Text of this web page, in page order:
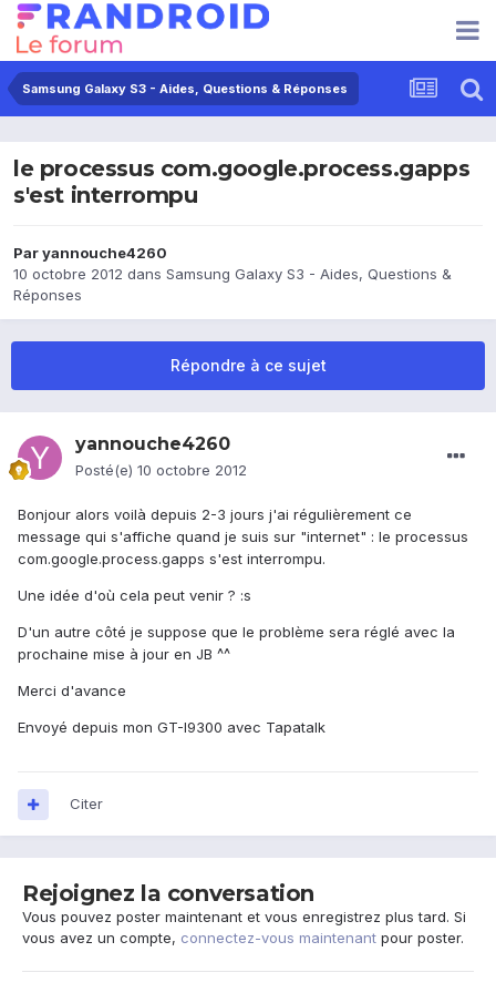
Samsung Galaxy S3 - Aides, Questions & Réponses
le processus com.google.process.gapps
s'est interrompu
Paryannouche4260
10 octobre 2012 dans Samsung Galaxy S3 - Aides, Questions &
Réponses
Répondre à ce sujet
yannouche4260
Posté(e) 10 octobre 2012
Bonjour alors voilà depuis 2-3 jours j'ai régulièrement ce
message qui s'affiche quand je suis sur "internet" : le processus
com.google.process.gapps s'est interrompu.
Une idée d'où cela peut venir ? :s
D'un autre côté je suppose que le problème sera réglé avec la
prochaine mise à jour en JB ^^
Merci d'avance
Envoyé depuis mon GT-I9300 avec Tapatalk
Citer
Rejoignez la conversation
Vous pouvez poster maintenant et vous enregistrez plus tard. Si
vous avez un compte, connectez-vous maintenant pour poster.